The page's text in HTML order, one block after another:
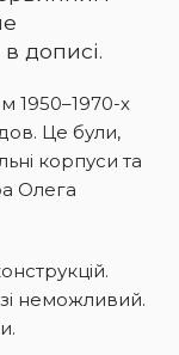
дописі.
1950–1970-х
Це були,
корпуси та
Олега
неможливий.